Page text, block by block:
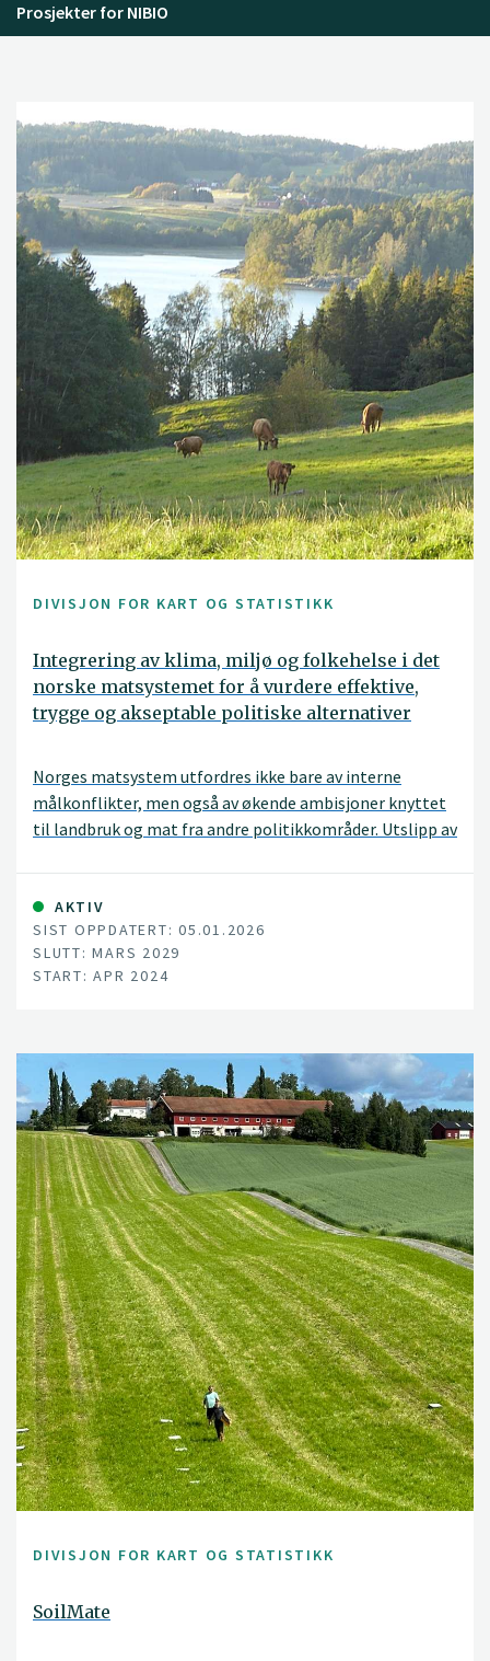
Prosjekter for NIBIO
DIVISJON FOR KART OG STATISTIKK
Integrering av klima, miljø og folkehelse i det
norske matsystemet for å vurdere effektive,
trygge og akseptable politiske alternativer
Norges matsystem utfordres ikke bare av interne
målkonflikter, men også av økende ambisjoner knyttet
til landbruk og mat fra andre politikkområder. Utslipp av
og biologisk mangfold må stanses, og nye
kostholdsanbefalinger forventes å flytte kostholdet
mot mindre kjøttforbruk og -produksjon.
AKTIV
SIST OPPDATERT: 05.01.2026
SLUTT: MARS 2029
START: APR 2024
DIVISJON FOR KART OG STATISTIKK
SoilMate